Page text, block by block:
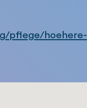
pflege/hoehere-